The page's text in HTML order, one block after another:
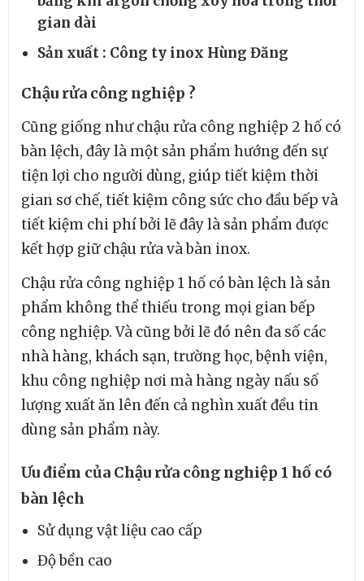
gian dài
Sản xuất : Công ty inox Hùng Đăng
Chậu rửa công nghiệp ?
Cũng giống như chậu rửa công nghiệp 2 hố có
bàn lệch, đây là một sản phẩm hướng đến sự
tiện lợi cho người dùng, giúp tiết kiệm thời
gian sơ chế, tiết kiệm công sức cho đầu bếp và
tiết kiệm chi phí bởi lẽ đây là sản phẩm được
kết hợp giữ chậu rửa và bàn inox.
Chậu rửa công nghiệp 1 hố có bàn lệch là sản
phẩm không thể thiếu trong mọi gian bếp
công nghiệp. Và cũng bởi lẽ đó nên đa số các
nhà hàng, khách sạn, trường học, bệnh viện,
khu công nghiệp nơi mà hàng ngày nấu số
lượng xuất ăn lên đến cả nghìn xuất đều tin
dùng sản phẩm này.
Ưu điểm của Chậu rửa công nghiệp 1 hố có
bàn lệch
Sử dụng vật liệu cao cấp
Độ bền cao